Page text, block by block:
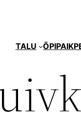
TALU
ÕPIPAIK